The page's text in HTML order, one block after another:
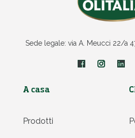
Sede legale: via A. Meucci 22/a
A casa
Prodotti